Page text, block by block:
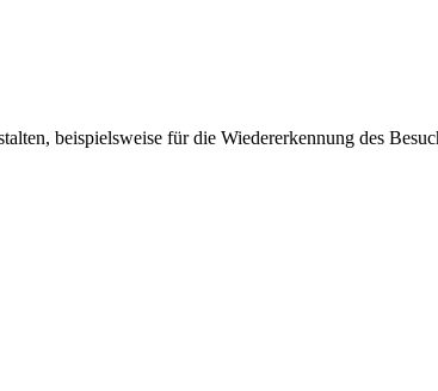
beispielsweise für die Wiedererkennung des